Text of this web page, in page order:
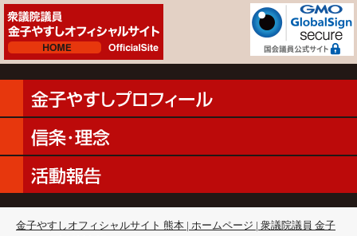
金子やすしオフィシャルサイト 熊本 | ホームページ | 衆議院議員 金子